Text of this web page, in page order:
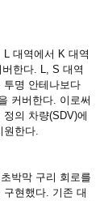
대역에서 K 대역
한다. L, S 대역
투명 안테나보다
커버한다. 이로써
의 차량(SDV)에
원한다.
박막 구리 회로를
현했다. 기존 대